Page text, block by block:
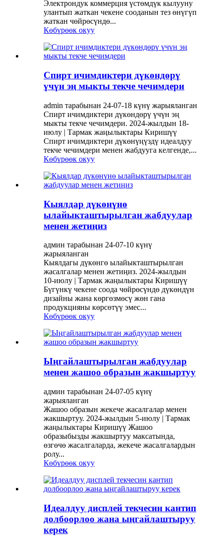
Электрондук коммерция үстөмдүк кылууну
улантып жаткан чекене сооданын тез өнүгүп
жаткан чөйрөсүндө...
Көбүрөөк окуу
Спирт ичимдиктери дүкөндөрү
үчүн эң мыкты текче чечимдери
admin тарабынан 24-07-18 күнү жарыяланган
Спирт ичимдиктери дүкөндөрү үчүн эң
мыкты текче чечимдери. 2024-жылдын 18-
июлу | Тармак жаңылыктары Киришүү
Спирт ичимдиктери дүкөнүңүздү идеалдуу
текче чечимдери менен жабдууга келгенде,...
Көбүрөөк окуу
Кыялдар дүкөнүнө
ылайыкташтырылган жабдуулар
менен жетиңиз
админ тарабынан 24-07-10 күнү
жарыяланган
Кыялдагы дүкөнгө ылайыкташтырылган
жасалгалар менен жетиңиз. 2024-жылдын
10-июлу | Тармак жаңылыктары Киришүү
Бүгүнкү чекене соода чөйрөсүндө дүкөндүн
дизайны жана көргөзмөсү жөн гана
продукцияны көрсөтүү эмес...
Көбүрөөк окуу
Ыңгайлаштырылган жабдуулар
менен жашоо образын жакшыртуу
админ тарабынан 24-07-05 күнү
жарыяланган
Жашоо образын жекече жасалгалар менен
жакшыртуу. 2024-жылдын 5-июлу | Тармак
жаңылыктары Киришүү Жашоо
образыбызды жакшыртуу максатында,
өзгөчө жасалгаларда, жекече жасалгалардын
ролу...
Көбүрөөк окуу
Идеалдуу дисплей текчесин кантип
долбоорлоо жана ыңгайлаштыруу
керек